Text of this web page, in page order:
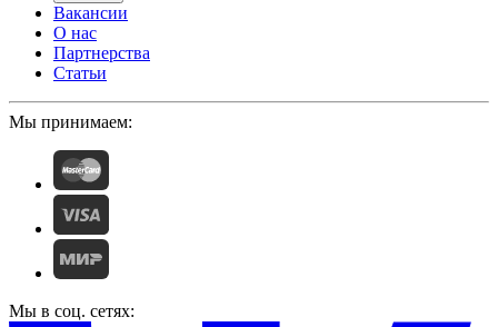
Вакансии
О нас
Партнерства
Статьи
Мы принимаем:
Мы в соц. сетях: